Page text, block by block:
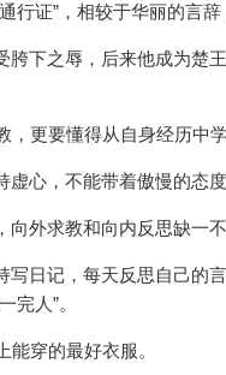
行证”，相较于华丽的言
胯下之辱，后来他成为楚
更要懂得从自身经历中学
虚心，不能带着傲慢的态
向外求教和向内反思缺一
写日记，每天反思自己的
完人”。
穿的最好衣服。